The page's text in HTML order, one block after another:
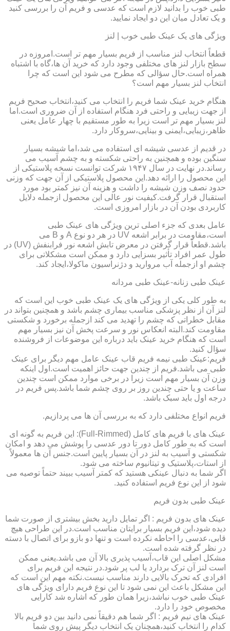
طبی خوب را بدانید لازم است که عدسی و فریم آن را بررسی کنید
و یک تعادل میان این دو ایجاد نمایید.
ویژگی های یک عینک طبی خوب | لنز
قطعاً انتخاب لنز مناسب از فریم بسیار مهم تر است.امروزه در
سطح بازار لنز های مختلفی وجود دارد که خرید آن ها،گاه با اشتباه
همراه است.حال سؤالی که مطرح می شود این است که چرا
انتخاب لنز بسیار مهم است؟
هنگام خرید عینک شما فریم را انتخاب می کنید،انتخاب صحیح فریم
از جهت زیبایی و راحتی فرد هنگام استفاده از آن ضروری است.اما
لنز بسیار مهم تر است زیرا به طور مستقیم با چهار عامل یعنی
ظاهر،زیبایی،ایمنی و بینایی،سروکار دارد.
در قدیم از عدسی شیشه ای استفاده می شد،اما شیشه بسیار
سنگین بوده و همچنین به راحتی شکسته و به چشم آسیب می
رساند.در نهایت در سال ۱۹۴۷ شرکت توانست نسخه پلاستیکی از
این محصول را ارائه دهد.این محصول پلاستیکی از آن جهت که وزنی
حدود نصف وزن شیشه را داشت و هزینه آن نیز کمتر بود مورد
استقبال قرار گرفت.کیفیت نور عالی این محصول ازجمله دلایل
کاربردی بودن آن در بازار امروزی است.
عامل بعدی که جزء اصلی ترین ویژگی های عینک طبی
است،مقاومت در برابر اشعه UV در هر دو نوع A و B می
باشد.قطعاً قرار گرفتن در معرض تابش اشعه نور فرابنفش (UV) در
طول عمر افراد تأثیر بسزایی دارد و ممکن است مشکلاتی برای
چشم او ازجمله آب مروارید و دژنراسیون ماکولا،ایجاد کند.
عینک طبی زنانه-عینک طبی مردانه
به طور کلی یکی از ویژگی های یک عینک طبی خوب این است که
لنز آن از نظر پزشکی مناسب بیماری چشم باشد و همچنین بتواند در
مقابل خطراتی که چشم را تهدید می کند ازجمله برخورد و شکستی
مقاومت کند.البته انعکاس نور و سرعت پخش آن نیز بسیار مهم
است که هنگام خرید عینک باید درباره این موضوعات از فروشنده
سؤال کنید.
فریم:عینک طبی نیمه فریم قاب عینک عامل مهم دیگر برای عینک
طبی می باشد.فریم از چندین جهت حائز اهمیت است.اول اینکه
وزن آن بسیار مهم است زیرا در برخی موارد ممکن است چندین
ساعت و یا حتی چندین روز بر روی چشم شما باشد.پس فریم در
درجه اول باید سبک باشد.
فریم انواع مختلفی دارد که به بررسی آن ها می پردازیم.
عینک های با فریم های کامل (Full-Rimmed): این فریم به گونه ای
است که به طور کامل دور تا دور عدسی را پوشش می دهد و امکان
شکستی و آسیب به لنز در آن بسیار پایین است.جنس آن ها معمولاً
از استات،پلاستیک و تیتانیوم ساخته می شود.
اگر شما به دنبال عینکی هستید که کمتر آسیب ببیند حتماً توصیه می
شود از این نوع فریم استفاده کنید.
عینک طبی بدون فریم
عینک های بدون فریم : اگر تمایل دارید بخش بیشتری از صورت شما
دیده شود،این فریم بسیار برایتان مناسب است.در این طراحی هیچ
قابی،عدسی را احاطه نکرده است و تنها دو بازو برای اتصال با دسته
در نظر گرفته شده است.
مشکل اصلی این قاب،آسیب پذیری بالا آن می باشد.یعنی ممکن
است لنز آن ترک بردارد یا لب پر شود.در نتیجه این فریم برای
افرادی که تحرک بالایی دارند مناسب نیست.نکته مهم این است که
این مشکل باعث این نمی شود تا این نوع فریم دارای ویژگی های
عینک طبی خوب نباشد،زیرا همان طور که اشاره شد کارایی
مخصوص خود را دارد.
عینک های نیم فریم : اگر شما هم دقیقاً نمی دانید بین دو فریم بالا
کدام را انتخاب کنید،همچنان یک انتخاب دیگر پیش روی شما